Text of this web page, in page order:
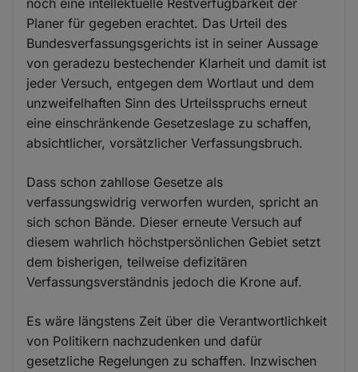
noch eine intellektuelle Restverfügbarkeit der
Planer für gegeben erachtet. Das Urteil des
Bundesverfassungsgerichts ist in seiner Aussage
von geradezu bestechender Klarheit und damit ist
jeder Versuch, entgegen dem Wortlaut und dem
unzweifelhaften Sinn des Urteilsspruchs erneut
eine einschränkende Gesetzeslage zu schaffen,
absichtlicher, vorsätzlicher Verfassungsbruch.
Dass schon zahllose Gesetze als
verfassungswidrig verworfen wurden, spricht an
sich schon Bände. Dieser erneute Versuch auf
diesem wahrlich höchstpersönlichen Gebiet setzt
dem bisherigen, teilweise defizitären
Verfassungsverständnis jedoch die Krone auf.
Es wäre längstens Zeit über die Verantwortlichkeit
von Politikern nachzudenken und dafür
gesetzliche Regelungen zu schaffen. Inzwischen